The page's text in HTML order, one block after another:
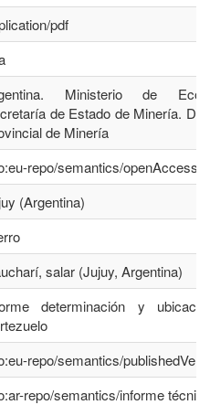
pdf
Ministerio de
de Estado de Minería.
de Minería
repo/semantics/openAccess
(Argentina)
salar (Jujuy, Argentina)
determinación y
repo/semantics/
repo/semantics/informe técnico